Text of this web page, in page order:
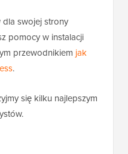
swojej strony
pomocy w instalacji
przewodnikiem jak
.
się kilku najlepszym